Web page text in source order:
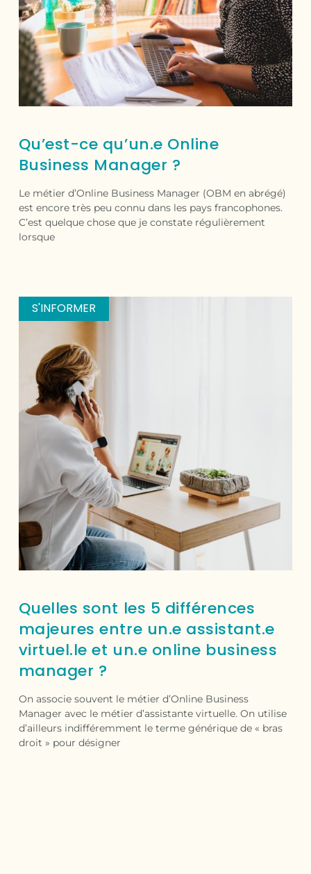
Qu’est-ce qu’un.e Online
Business Manager ?
Le métier d’Online Business Manager (OBM en abrégé)
est encore très peu connu dans les pays francophones.
C’est quelque chose que je constate régulièrement
lorsque
S'INFORMER
Quelles sont les 5 différences
majeures entre un.e assistant.e
virtuel.le et un.e online business
manager ?
On associe souvent le métier d’Online Business
Manager avec le métier d’assistante virtuelle. On utilise
d’ailleurs indifféremment le terme générique de « bras
droit » pour désigner